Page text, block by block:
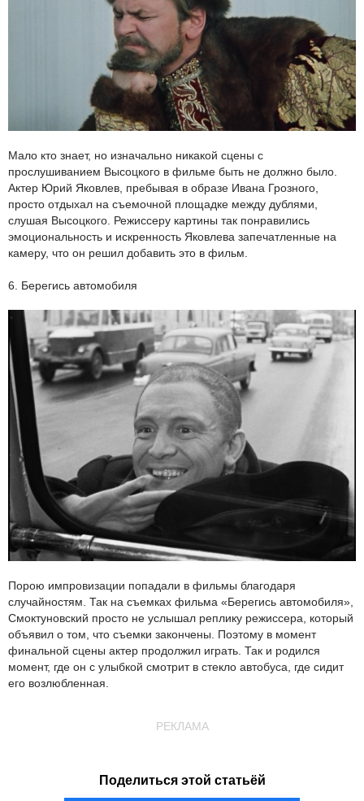
Мало кто знает, но изначально никакой сцены с
прослушиванием Высоцкого в фильме быть не должно было.
Актер Юрий Яковлев, пребывая в образе Ивана Грозного,
просто отдыхал на съемочной площадке между дублями,
слушая Высоцкого. Режиссеру картины так понравились
эмоциональность и искренность Яковлева запечатленные на
камеру, что он решил добавить это в фильм.
6. Берегись автомобиля
Порою импровизации попадали в фильмы благодаря
случайностям. Так на съемках фильма «Берегись автомобиля»,
Смоктуновский просто не услышал реплику режиссера, который
объявил о том, что съемки закончены. Поэтому в момент
финальной сцены актер продолжил играть. Так и родился
момент, где он с улыбкой смотрит в стекло автобуса, где сидит
его возлюбленная.
РЕКЛАМА
Поделиться этой статьёй